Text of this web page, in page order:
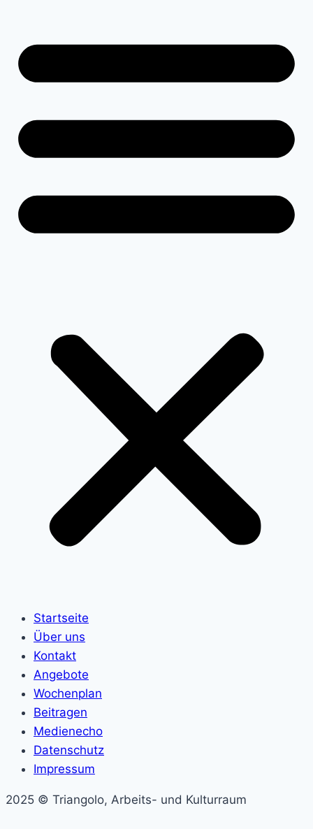
Startseite
Über uns
Kontakt
Angebote
Wochenplan
Beitragen
Medienecho
Datenschutz
Impressum
2025 © Triangolo, Arbeits- und Kulturraum